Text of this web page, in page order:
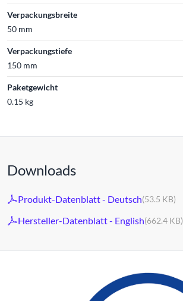
Verpackungsbreite
50 mm
Verpackungstiefe
150 mm
Paketgewicht
0.15 kg
Downloads
Produkt-Datenblatt - Deutsch(53.5 KB)
Hersteller-Datenblatt - English(662.4 KB)